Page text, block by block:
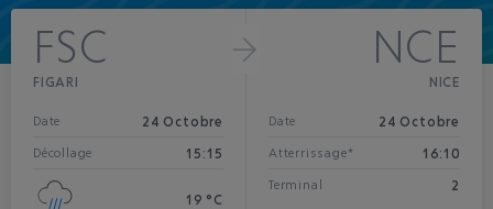
FSC
FIGARI
Date 24 Octobre
Décollage 15:15
19 °C
NCE
NICE
Date 24 Octobre
Atterrissage* 16:10
Terminal 2